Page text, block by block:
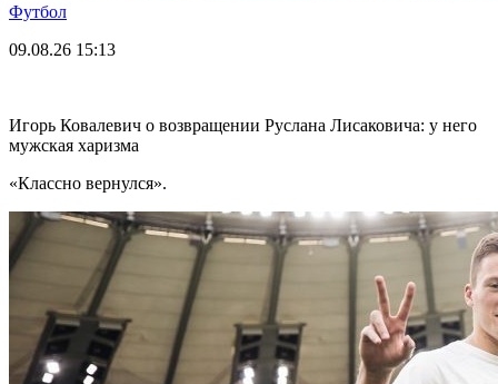
Футбол
09.08.26 15:13
Игорь Ковалевич о возвращении Руслана Лисаковича: у него
мужская харизма
«Классно вернулся».